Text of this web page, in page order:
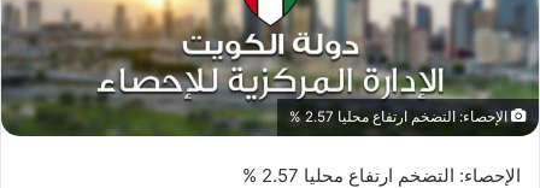
الإحصاء: التضخم ارتفاع محليا 2.57 %
الإحصاء: التضخم ارتفاع محليا 2.57 %